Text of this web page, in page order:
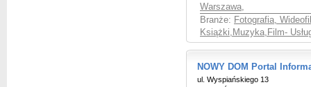
Warszawa,
Branże: Fotografia,
Książki,Muzyka,Film-
NOWY DOM Portal
ul. Wyspiańskiego 13